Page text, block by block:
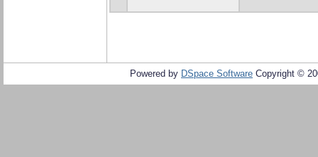
Powered by DSpace Software Copyright ©